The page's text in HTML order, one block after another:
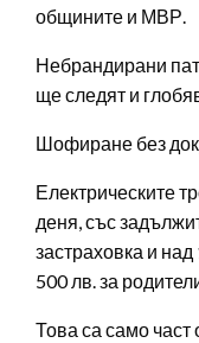
общините и МВР.
Небрандирани
ще следят и
Шофиране без
Електрическите
деня, със
застраховка и над
500 лв. за
Това са само част